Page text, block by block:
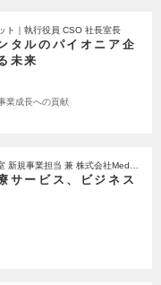
ト｜執行役員 CSO 社長室長
タルのパイオニア企
未来
業成長への貢献
新規事業担当 兼 株式会社Medipl
サービス、ビジネス